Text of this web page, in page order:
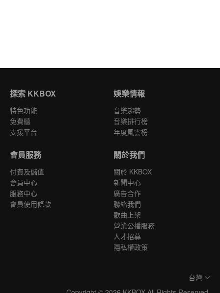
探索 KKBOX
特色功能
免費聽
支援平台
娛樂情報
音樂趨勢
音樂排行榜
年度風雲榜
會員服務
付費及儲值
會員中心
服務中心
會員使用條款
關於我們
關於 KKBOX
新聞中心
廣告合作
聯絡我們
歌曲上架
營業公播服務
人才招募
隱私權政策
台灣